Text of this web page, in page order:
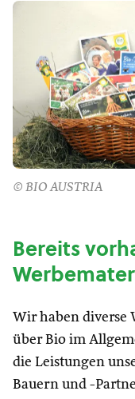
© BIO AUSTRIA
Bereits
Wir haben diverse
über Bio im
die Leistungen
Bauern und -